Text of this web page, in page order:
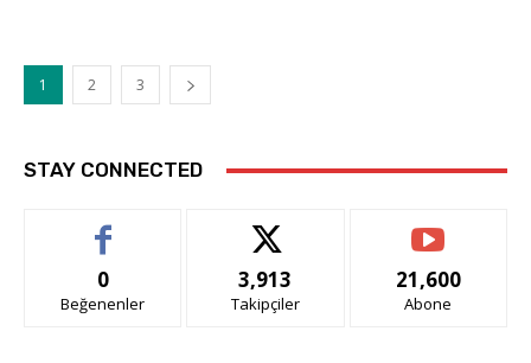
1 2 3
STAY CONNECTED
0
Beğenenler
3,913
Takipçiler
21,600
Abone